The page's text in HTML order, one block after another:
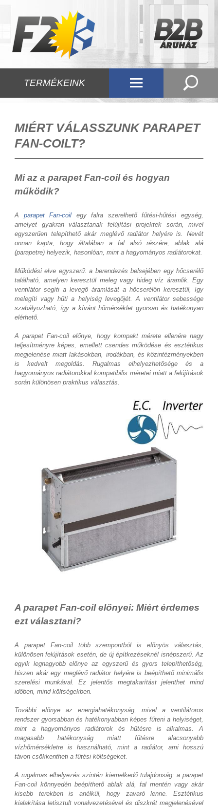
TERMÉKEINK
MIÉRT VÁLASSZUNK PARAPET
FAN-COILT?
Mi az a parapet Fan-coil és hogyan
működik?
A parapet Fan-coil egy falra szerelhető fűtési-hűtési egység,
amelyet gyakran választanak felújítási projektek során, mivel
egyszerűen telepíthető akár meglévő radiátor helyére is. Nevét
onnan kapta, hogy általában a fal alsó részére, ablak alá
(parapetre) helyezik, hasonlóan, mint a hagyományos radiátorokat.
Működési elve egyszerű: a berendezés belsejében egy hőcserélő
található, amelyen keresztül meleg vagy hideg víz áramlik. Egy
ventilátor segíti a levegő áramlását a hőcserélőn keresztül, így
melegíti vagy hűti a helyiség levegőjét. A ventilátor sebessége
szabályozható, így a kívánt hőmérséklet gyorsan és hatékonyan
elérhető.
A parapet Fan-coil előnye, hogy kompakt mérete ellenére nagy
teljesítményre képes, emellett csendes működése és esztétikus
megjelenése miatt lakásokban, irodákban, és közintézményekben
is kedvelt megoldás. Rugalmas elhelyezhetősége és a
hagyományos radiátorokkal kompatibilis méretei miatt a felújítások
során különösen praktikus választás.
A parapet Fan-coil előnyei: Miért érdemes
ezt választani?
A parapet Fan-coil több szempontból is előnyös választás,
különösen felújítások esetén, de új építkezéseknél isnépszerű. Az
egyik legnagyobb előnye az egyszerű és gyors telepíthetőség,
hiszen akár egy meglévő radiátor helyére is beépíthető minimális
szerelési munkával. Ez jelentős megtakarítást jelenthet mind
időben, mind költségekben.
További előnye az energiahatékonyság, mivel a ventilátoros
rendszer gyorsabban és hatékonyabban képes fűteni a helyiséget,
mint a hagyományos radiátorok és hűtésre is alkalmas. A
magasabb hatékonyság miatt fűtésre alacsonyabb
vízhőmérsékletre is használható, mint a radiátor, ami hosszú
távon csökkentheti a fűtési költségeket.
A rugalmas elhelyezés szintén kiemelkedő tulajdonság: a parapet
Fan-coil könnyedén beépíthető ablak alá, fal mentén vagy akár
kisebb terekben is anélkül, hogy zavaró lenne. Esztétikus
kialakítása letisztult vonalvezetésével és diszkrét megjelenésével